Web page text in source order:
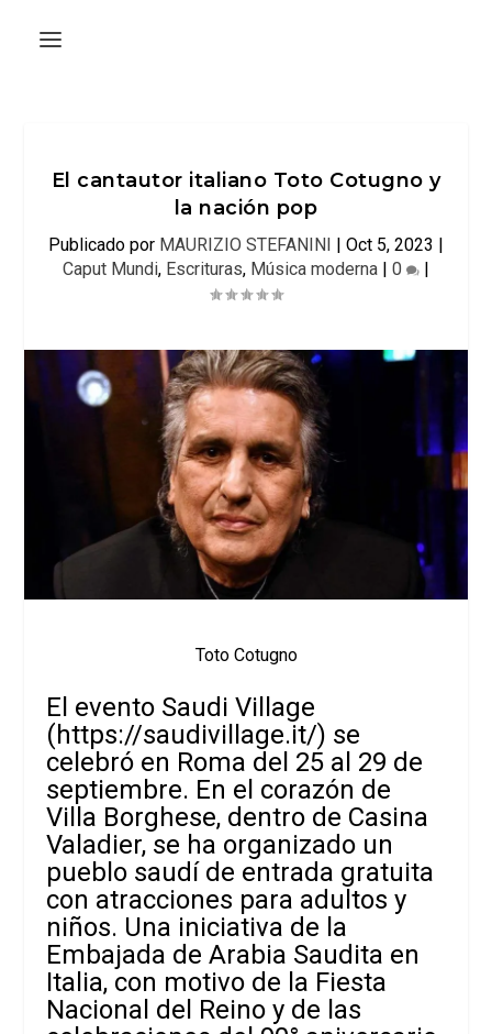
El cantautor italiano Toto Cotugno y
la nación pop
Publicado por MAURIZIO STEFANINI | Oct 5, 2023 |
Caput Mundi, Escrituras, Música moderna | 0 |
Toto Cotugno
El evento Saudi Village
(https://saudivillage.it/) se
celebró en Roma del 25 al 29 de
septiembre. En el corazón de
Villa Borghese, dentro de Casina
Valadier, se ha organizado un
pueblo saudí de entrada gratuita
con atracciones para adultos y
niños. Una iniciativa de la
Embajada de Arabia Saudita en
Italia, con motivo de la Fiesta
Nacional del Reino y de las